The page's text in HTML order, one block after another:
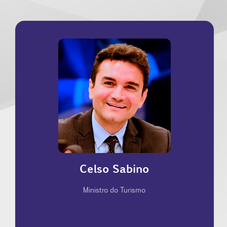
Celso Sabino
Ministro do Turismo
Celso Sabino é Ministro do Turismo e tem se
destacado por sua atuação na promoção do setor
como motor de crescimento econômico. Sob sua
liderança, o Brasil bateu recordes históricos no
turismo internacional, recebendo mais de 6,7
milhões de turistas estrangeiros em 2024 e
atraindo US$ 360 milhões em investimentos
estrangeiros no setor. Além disso, tem defendido
uma tributação justa e equilibrada, com foco na
redução das desigualdades sociais e no estímulo
ao crescimento econômico.